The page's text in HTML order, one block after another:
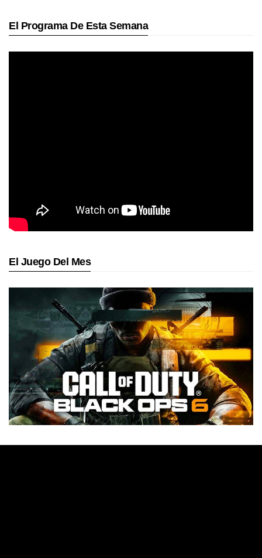
El Programa De Esta Semana
El Juego Del Mes